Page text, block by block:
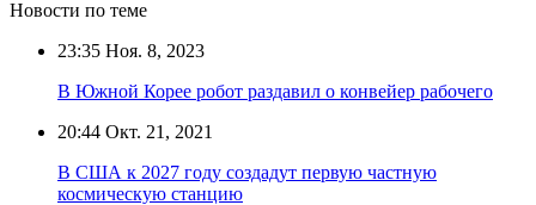
Новости по теме
23:35 Ноя. 8, 2023
В Южной Корее робот раздавил о конвейер рабочего
20:44 Окт. 21, 2021
В США к 2027 году создадут первую частную
космическую станцию